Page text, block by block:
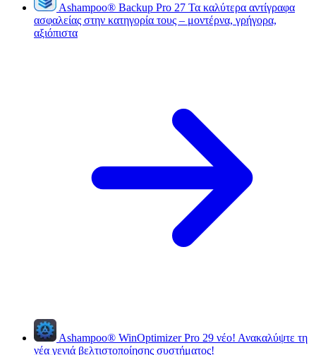
Ashampoo® Backup Pro 27 Τα καλύτερα αντίγραφα
ασφαλείας στην κατηγορία τους – μοντέρνα, γρήγορα,
αξιόπιστα
Ashampoo® WinOptimizer Pro 29 νέο! Ανακαλύψτε τη
νέα γενιά βελτιστοποίησης συστήματος!